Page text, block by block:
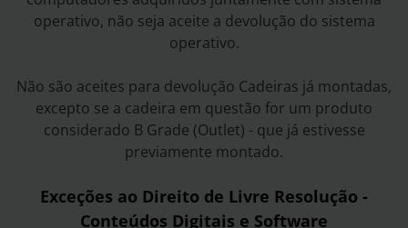
operativo, não seja aceite a devolução do sistema
operativo.
Não são aceites para devolução Cadeiras já montadas,
excepto se a cadeira em questão for um produto
considerado B Grade (Outlet) - que já estivesse
previamente montado.
Exceções ao Direito de Livre Resolução -
Conteúdos Digitais e Software